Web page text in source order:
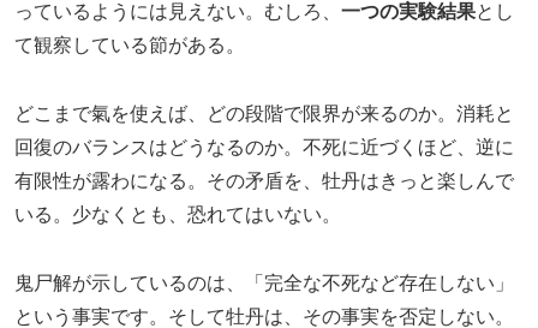
っているようには見えない。むしろ、 一つの実験結果とし
て観察している節がある。
どこまで氣を使えば、どの段階で限界が来るのか。消耗と
回復のバランスはどうなるのか。不死に近づくほど、逆に
有限性が露わになる。その矛盾を、牡丹はきっと楽しんで
いる。少なくとも、恐れてはいない。
鬼尸解が示しているのは、「完全な不死など存在しない」
という事実です。そして牡丹は、その事実を否定しない。